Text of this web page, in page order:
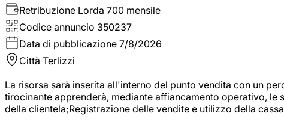
Retribuzione Lorda 700 mensile
Codice annuncio 350237
Data di pubblicazione 7/8/2026
Città Terlizzi
La risorsa sarà inserita all'interno del punto vendita con un
tirocinante apprenderà, mediante affiancamento operativo,
della clientela;Registrazione delle vendite e utilizzo della